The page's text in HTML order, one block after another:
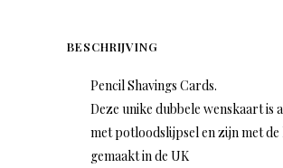
BESCHRIJVING
Pencil Shavings Cards.
Deze unike dubbele wenskaart is
met potloodslijpsel en zijn met de
gemaakt in de UK